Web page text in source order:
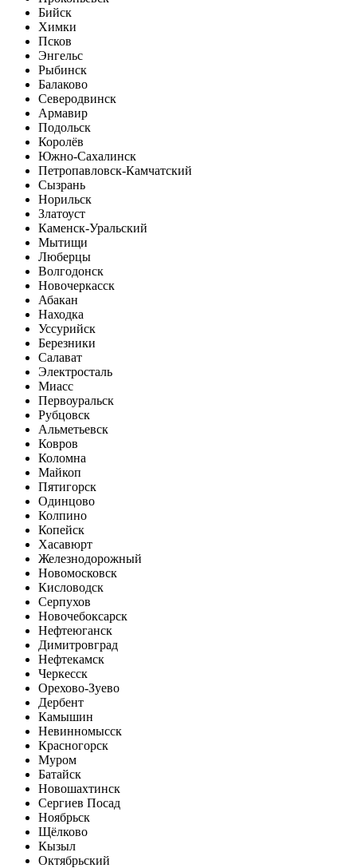
Бийск
Химки
Псков
Энгельс
Рыбинск
Балаково
Северодвинск
Армавир
Подольск
Королёв
Южно-Сахалинск
Петропавловск-Камчатский
Сызрань
Норильск
Златоуст
Каменск-Уральский
Мытищи
Люберцы
Волгодонск
Новочеркасск
Абакан
Находка
Уссурийск
Березники
Салават
Электросталь
Миасс
Первоуральск
Рубцовск
Альметьевск
Ковров
Коломна
Майкоп
Пятигорск
Одинцово
Колпино
Копейск
Хасавюрт
Железнодорожный
Новомосковск
Кисловодск
Серпухов
Новочебоксарск
Нефтеюганск
Димитровград
Нефтекамск
Черкесск
Орехово-Зуево
Дербент
Камышин
Невинномысск
Красногорск
Муром
Батайск
Новошахтинск
Сергиев Посад
Ноябрьск
Щёлково
Кызыл
Октябрьский